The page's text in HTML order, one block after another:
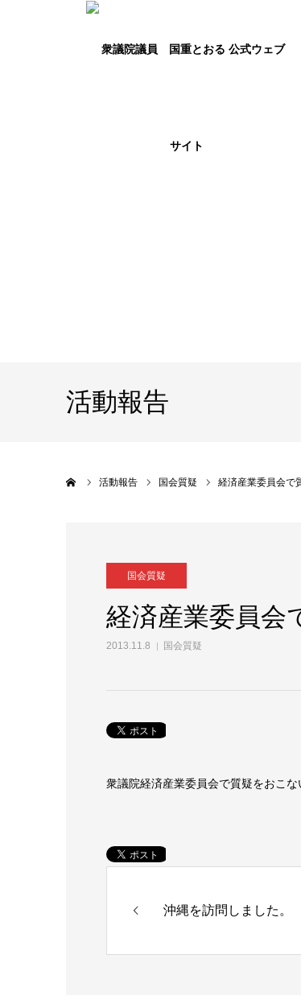
活動報告
活動報告 国会質疑 経済産業委員会で
国会質疑
経済産業委員会
2013.11.8 国会質疑
衆議院経済産業委員会で質疑をおこな
沖縄を訪問しました。